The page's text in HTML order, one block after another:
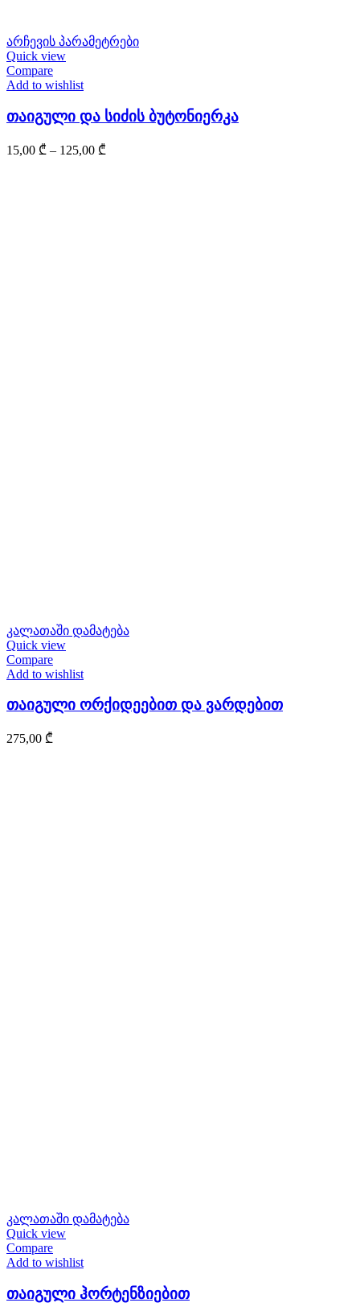
არჩევის პარამეტრებიThis
The
options
Quick view
Compare
Add to wishlist
თაიგული და სიძის ბუტონიერკა
15,00 ₾ – 125,00 ₾
კალათაში დამატება
Quick view
Compare
Add to wishlist
თაიგული ორქიდეებით და ვარდებით
275,00 ₾
კალათაში დამატება
Quick view
Compare
Add to wishlist
თაიგული ჰორტენზიებით